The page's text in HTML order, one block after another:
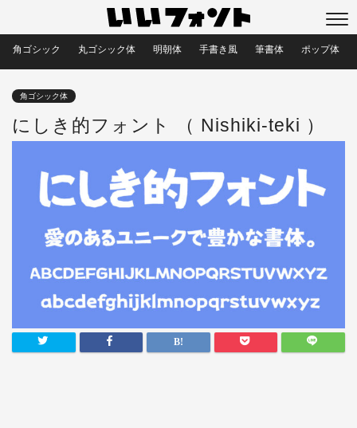
角ゴシック 丸ゴシック体 明朝体 手書き風 筆書体 ポップ体
角ゴシック体
にしき的フォント （ Nishiki-teki ）